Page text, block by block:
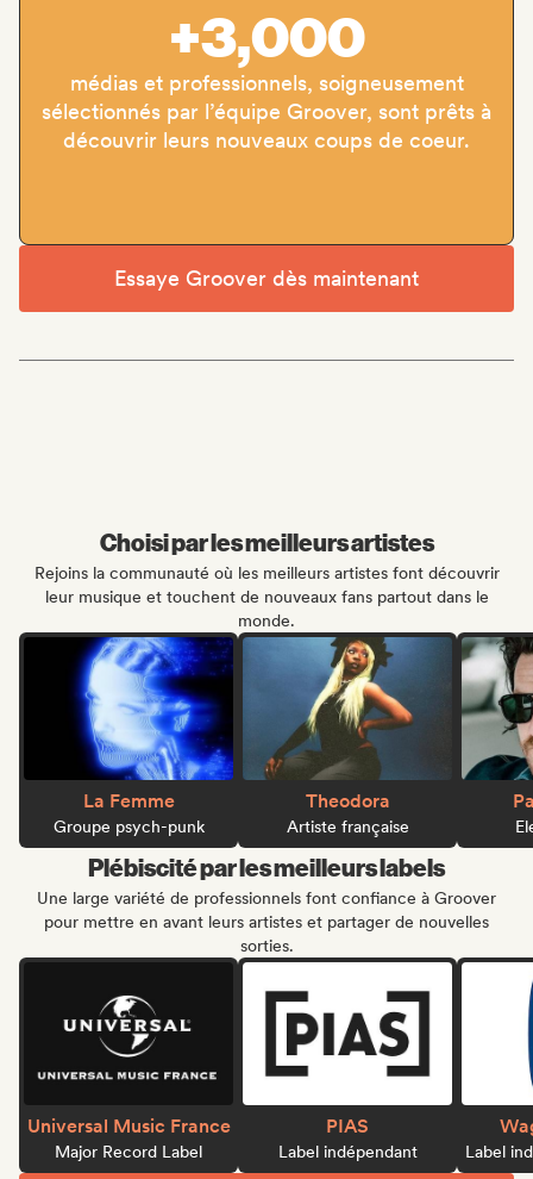
+3,000
médias et professionnels, soigneusement
sélectionnés par l’équipe Groover, sont prêts à
découvrir leurs nouveaux coups de coeur.
Essaye Groover dès maintenant
Choisi par les meilleurs artistes
Rejoins la communauté où les meilleurs artistes font découvrir
leur musique et touchent de nouveaux fans partout dans le
monde.
La Femme
Groupe psych-punk
Theodora
Artiste française
Plébiscité par les meilleurs labels
Une large variété de professionnels font confiance à Groover
pour mettre en avant leurs artistes et partager de nouvelles
sorties.
Universal Music France
Major Record Label
PIAS
Label indépendant Label